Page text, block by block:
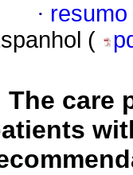
·
(
The care